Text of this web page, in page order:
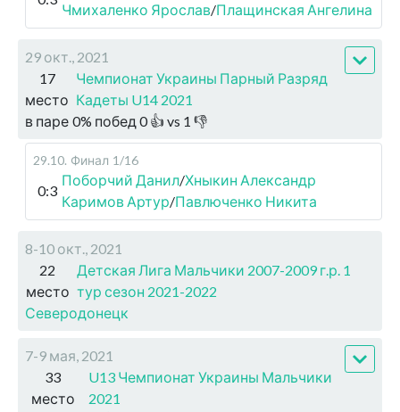
Чмихаленко Ярослав/Плащинская Ангелина
29 окт., 2021
17
место
Чемпионат Украины Парный Разряд
Кадеты U14 2021
в паре 0% побед 0👍 vs 1 👎
29.10. Финал 1/16
0:3
Поборчий Данил/Хныкин Александр
Каримов Артур/Павлюченко Никита
8-10 окт., 2021
22
место
Детская Лига Мальчики 2007-2009 г.р. 1
тур сезон 2021-2022
Северодонецк
7-9 мая, 2021
33
место
U13 Чемпионат Украины Мальчики
2021